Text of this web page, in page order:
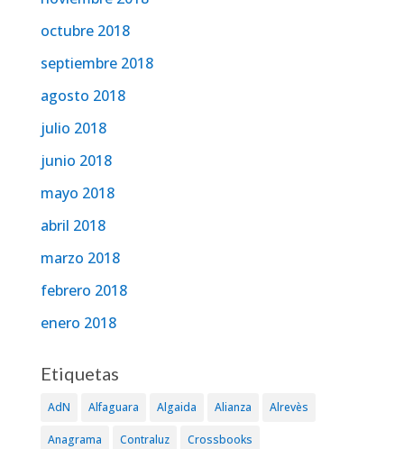
octubre 2018
septiembre 2018
agosto 2018
julio 2018
junio 2018
mayo 2018
abril 2018
marzo 2018
febrero 2018
enero 2018
Etiquetas
AdN Alfaguara Algaida Alianza Alrevès
Anagrama Contraluz Crossbooks